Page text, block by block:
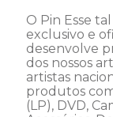
O Pin Esse
exclusivo e
desenvolve
dos nossos
artistas
produtos
(LP), DVD,